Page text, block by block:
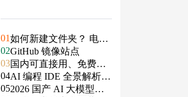
01如何新建文件夹？ 电脑
新建文件夹的4种方法
02GitHub 镜像站点
03国内可直接用、免费额
度/永久免费的大模型AP
I清单（含 SiliconFlow、
04AI 编程 IDE 全景解析 2
026：Agent 全面接管开
052026 国产 AI 大模型横